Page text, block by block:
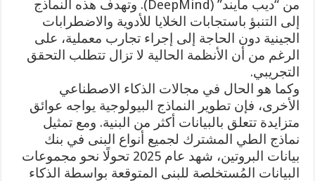
من “ديب مايند” (DeepMind). وتهدف هذه النماذج
إلى التنبؤ باستجابات الخلايا للأدوية والاضطرابات
الجينية دون الحاجة إلى إجراء تجارب معملية، على
الرغم من أن الأنظمة الحالية لا تزال تتطلب التحقق
التجريبي.
وكما هو الحال في مجالات الذكاء الاصطناعي
الأخرى، فإن تطوير النماذج البيولوجية يواجه عوائق
متزايدة تتعلق بالبيانات أكثر من البنية. ومع تمثيل
نماذج الطي المشترك لجميع أنواع البنى في بنك
بيانات البروتين، شهد عام 2025 تحولًا نحو مجموعات
البيانات المُستخلصة للبنى المتوقعة بواسطة الذكاء